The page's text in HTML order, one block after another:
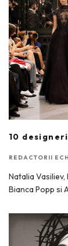
10
REDACTORII
Natalia Vasiliev,
Bianca Popp si